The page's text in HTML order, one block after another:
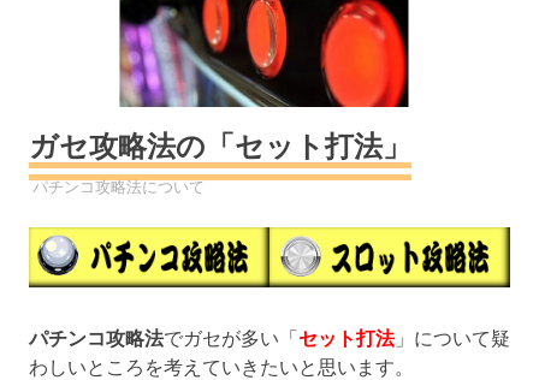
ガセ攻略法の「セット打法」
パチンコ
パチンコ攻略法について
パチンコ攻略法でガセが多い「 セット打法」について疑
わしいところを考えていきたいと思います。